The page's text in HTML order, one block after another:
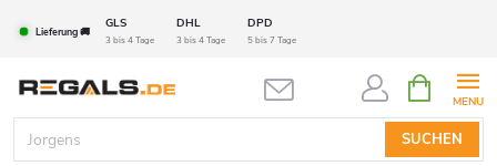
InhaltLieferung 🚚
GLS DHL DPD
3 bis 4 Tage 3 bis 4 Tage 5 bis 7 Tage
SUCHEN